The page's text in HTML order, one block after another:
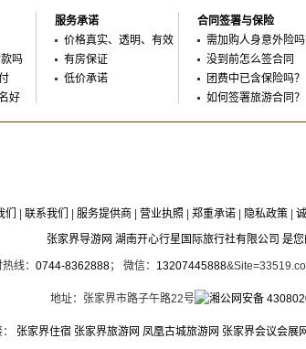
吗
好
服务承诺
价格真实、透明、有效
有房保证
低价承诺
合同签署与保险
需加购人身意外险吗
没到前怎么签合同
团费中已含保险吗？
如何签署旅游合同？
们 联系我们 服务提供商 营业执照 郑重承诺 隐私政策
张家界导游网 湖南开心行星国际旅行社有限公司 是您
线： 0744-8362888； 微信： 13207445888
地址：张家界市路子午路22号 湘公网安备
张家界住宿 张家界旅游网 凤凰古城旅游网 张家界会议会展